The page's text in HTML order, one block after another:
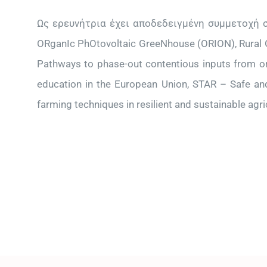
Ως ερευνήτρια έχει αποδεδειγμένη
ORganIc PhOtovoltaic GreeNhouse (ORION),
Pathways to phase-out contentious inputs from
education in the European Union, STAR – Safe
farming techniques in resilient and sustainable